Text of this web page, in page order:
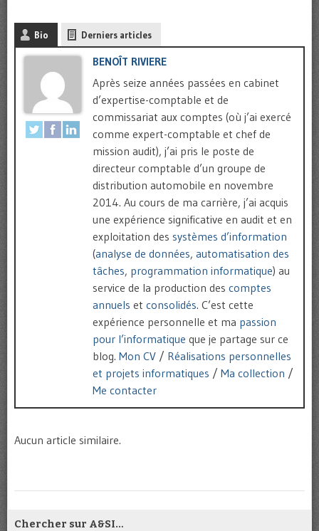
Bio Derniers articles
BENOÎT RIVIERE
Après seize années passées en cabinet
d’expertise-comptable et de
commissariat aux comptes (où j’ai exercé
comme expert-comptable et chef de
mission audit), j’ai pris le poste de
directeur comptable d’un groupe de
distribution automobile en novembre
2014. Au cours de ma carrière, j’ai acquis
une expérience significative en audit et en
exploitation des systèmes d’information
(analyse de données, automatisation des
tâches, programmation informatique) au
service de la production des comptes
annuels et consolidés. C’est cette
expérience personnelle et ma passion
pour l’informatique que je partage sur ce
blog. Mon CV / Réalisations personnelles
et projets informatiques / Ma collection /
Me contacter
Aucun article similaire.
Chercher sur A&SI…